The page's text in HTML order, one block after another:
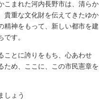
こまれた河内長野市は、清らか
貴重な文化財を伝えてきたゆか
精神をもって、新しい都市を建
す。
ことに誇りをもち、心あわせ
ため、ここに、この市民憲章を
しょう